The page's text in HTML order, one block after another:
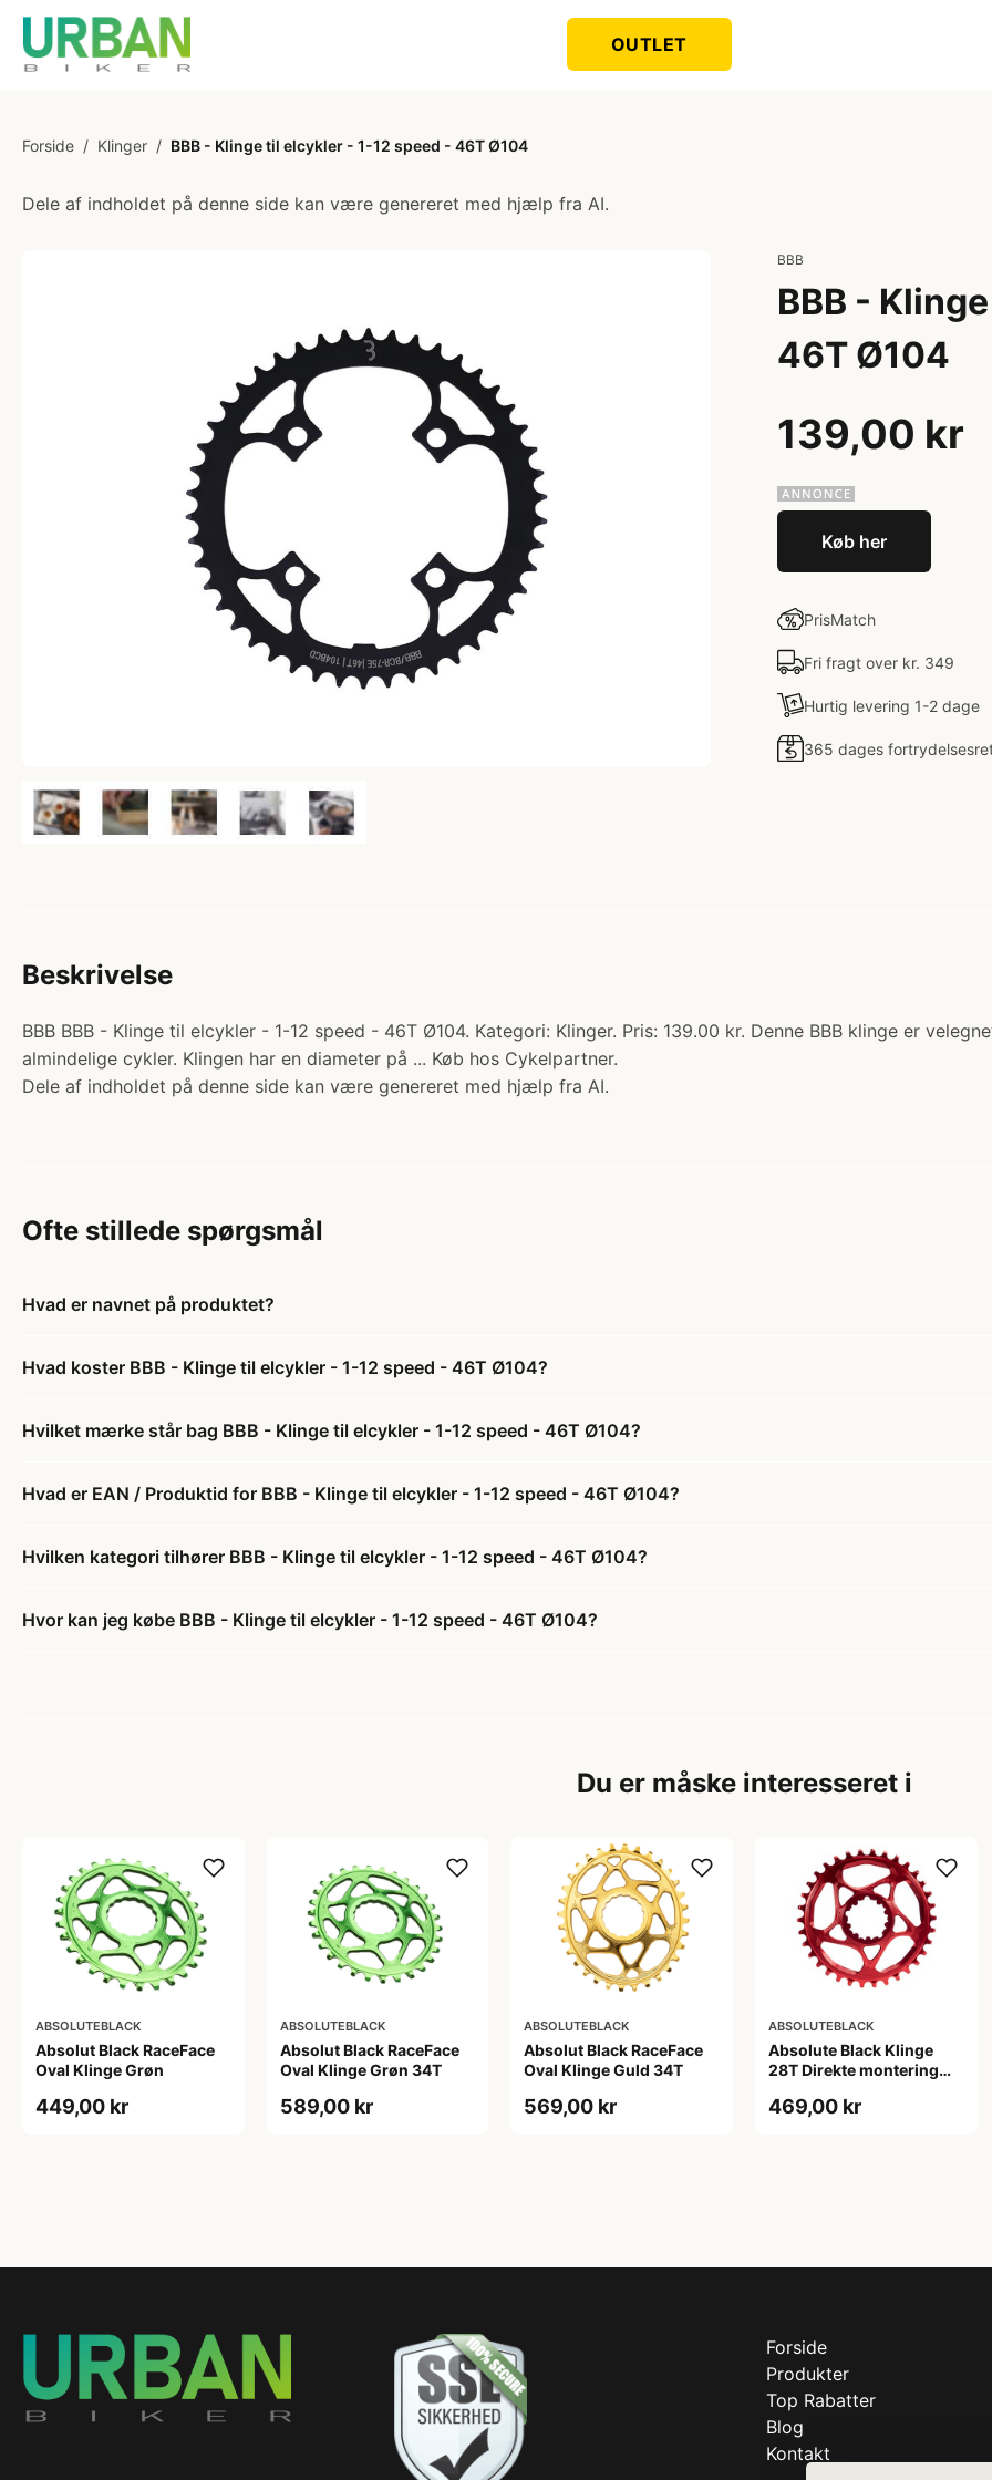
OUTLET
Forside / Klinger / BBB - Klinge til elcykler - 1-12 speed - 46T Ø104
Dele af indholdet på denne side kan være genereret med hjælp fra AI.
BBB
BBB -
46T Ø104
139,00 kr
Køb her
PrisMatch
Fri fragt over kr. 349
Hurtig levering 1-2 dage
365 dages
Beskrivelse
BBB BBB - Klinge til elcykler - 1-12 speed - 46T Ø104. Kategori: Klinger. Pris: 139.00 kr. Denne BBB klinge er
almindelige cykler. Klingen har en diameter på ... Køb hos Cykelpartner.
Dele af indholdet på denne side kan være genereret med hjælp fra AI.
Ofte stillede spørgsmål
Hvad er navnet på produktet?
Hvad koster BBB - Klinge til elcykler - 1-12 speed - 46T Ø104?
Hvilket mærke står bag BBB - Klinge til elcykler - 1-12 speed - 46T Ø104?
Hvad er EAN / Produktid for BBB - Klinge til elcykler - 1-12 speed - 46T Ø104?
Hvilken kategori tilhører BBB - Klinge til elcykler - 1-12 speed - 46T Ø104?
Hvor kan jeg købe BBB - Klinge til elcykler - 1-12 speed - 46T Ø104?
Du er måske interesseret i
ABSOLUTEBLACK
Absolut Black RaceFace
Oval Klinge Grøn
449,00 kr
ABSOLUTEBLACK
Absolut Black RaceFace
Oval Klinge Grøn 34T
589,00 kr
ABSOLUTEBLACK
Absolut Black RaceFace
Oval Klinge Guld 34T
569,00 kr
ABSOLUTEBLACK
Absolute Black Klinge
28T Direkte montering
469,00 kr
Forside
Produkter
Top Rabatter
Blog
Kontakt